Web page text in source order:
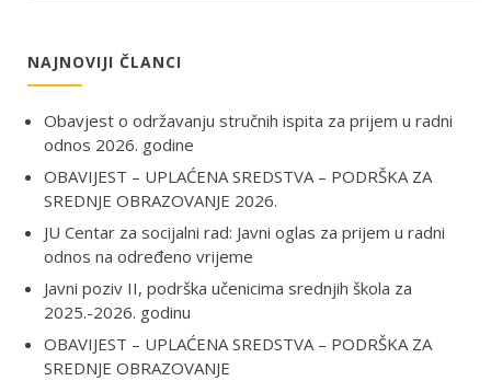
NAJNOVIJI ČLANCI
Obavjest o održavanju stručnih ispita za prijem u radni
odnos 2026. godine
OBAVIJEST – UPLAĆENA SREDSTVA – PODRŠKA ZA
SREDNJE OBRAZOVANJE 2026.
JU Centar za socijalni rad: Javni oglas za prijem u radni
odnos na određeno vrijeme
Javni poziv II, podrška učenicima srednjih škola za
2025.-2026. godinu
OBAVIJEST – UPLAĆENA SREDSTVA – PODRŠKA ZA
SREDNJE OBRAZOVANJE